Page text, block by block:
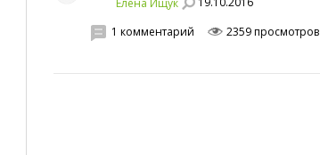
1 комментарий 2359 просмотров